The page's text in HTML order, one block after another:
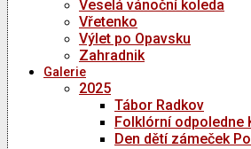
Veselá vánoční koleda
Vřetenko
Výlet po Opavsku
Zahradnik
Galerie
2025
Tábor Radkov
Folklórní odpoledne
Den dětí zámeček